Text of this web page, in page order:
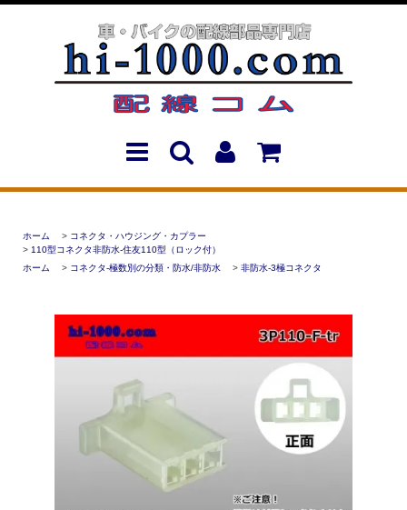
ホーム > コネクタ・ハウジング・カプラー
> 110型コネクタ非防水-住友110型（ロック付）
ホーム
> コネクタ-極数別の分類・防水/非防水 > 非防水-3極コネクタ